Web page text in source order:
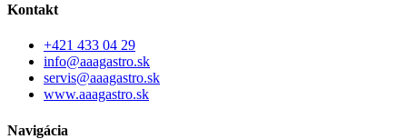
Kontakt
+421 433 04 29
info@aaagastro.sk
servis@aaagastro.sk
www.aaagastro.sk
Navigácia